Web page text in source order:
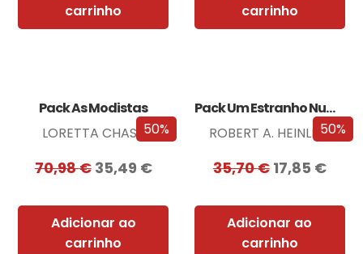
carrinho
carrinho
50%
Pack As Modistas
LORETTA CHASE
70,98€ 35,49 €
Adicionar ao
carrinho
50%
Pack Um Estranho Numa Terra Estranha
ROBERT A. HEINLEIN
35,70€ 17,85 €
Adicionar ao
carrinho